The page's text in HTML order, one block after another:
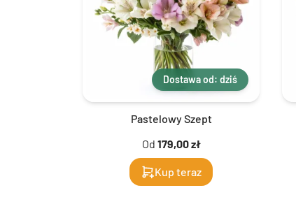
Dostawa od: dziś
Pastelowy Szept
Od 179,00 zł
Kup teraz